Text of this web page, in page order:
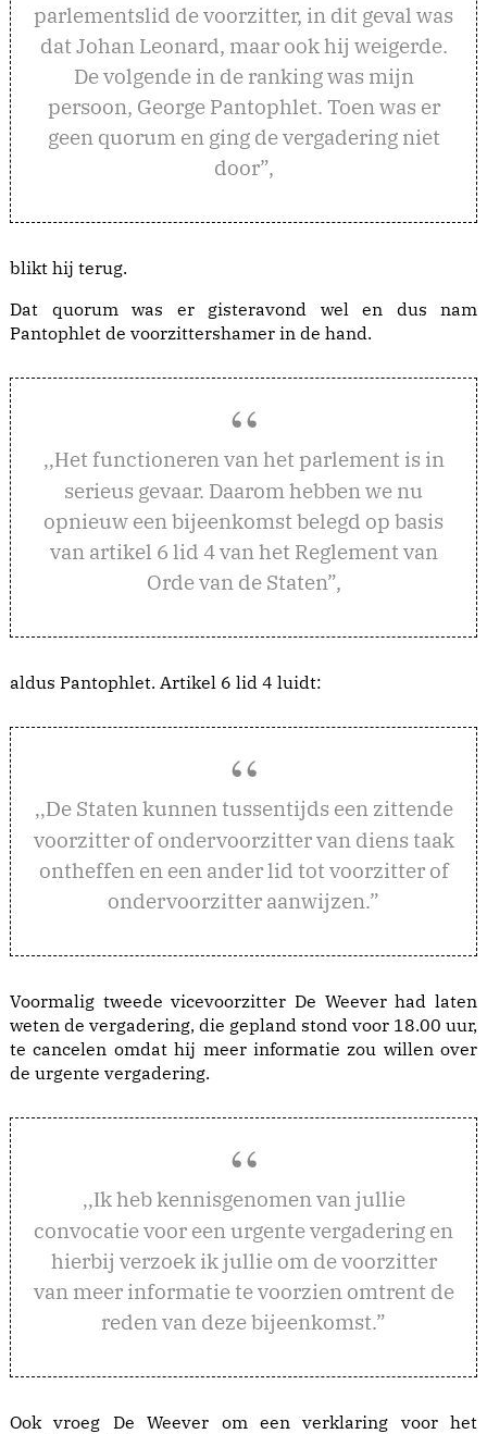
parlementslid de voorzitter, in dit geval was
dat Johan Leonard, maar ook hij weigerde.
De volgende in de ranking was mijn
persoon, George Pantophlet. Toen was er
geen quorum en ging de vergadering niet
door”,
blikt hij terug.
Dat quorum was er gisteravond wel en dus nam
Pantophlet de voorzittershamer in de hand.
,,Het functioneren van het parlement is in
serieus gevaar. Daarom hebben we nu
opnieuw een bijeenkomst belegd op basis
van artikel 6 lid 4 van het Reglement van
Orde van de Staten”,
aldus Pantophlet. Artikel 6 lid 4 luidt:
,,De Staten kunnen tussentijds een zittende
voorzitter of ondervoorzitter van diens taak
ontheffen en een ander lid tot voorzitter of
ondervoorzitter aanwijzen.”
Voormalig tweede vicevoorzitter De Weever had laten
weten de vergadering, die gepland stond voor 18.00 uur,
te cancelen omdat hij meer informatie zou willen over
de urgente vergadering.
,,Ik heb kennisgenomen van jullie
convocatie voor een urgente vergadering en
hierbij verzoek ik jullie om de voorzitter
van meer informatie te voorzien omtrent de
reden van deze bijeenkomst.”
Ook vroeg De Weever om een verklaring voor het